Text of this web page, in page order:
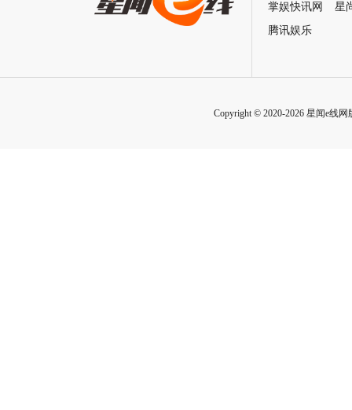
掌娱快讯网
星
腾讯娱乐
Copyright © 2020-2026 星闻e线